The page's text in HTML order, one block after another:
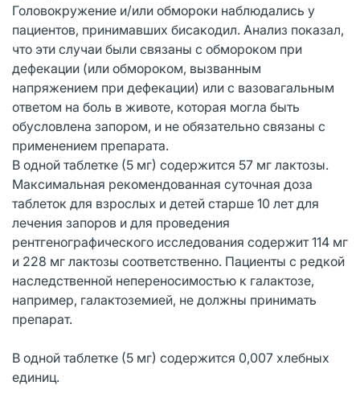
Головокружение и/или обмороки наблюдались у
пациентов, принимавших бисакодил. Анализ показал,
что эти случаи были связаны с обмороком при
дефекации (или обмороком, вызванным
напряжением при дефекации) или с вазовагальным
ответом на боль в животе, которая могла быть
обусловлена запором, и не обязательно связаны с
применением препарата.
В одной таблетке (5 мг) содержится 57 мг лактозы.
Максимальная рекомендованная суточная доза
таблеток для взрослых и детей старше 10 лет для
лечения запоров и для проведения
рентгенографического исследования содержит 114 мг
и 228 мг лактозы соответственно. Пациенты с редкой
наследственной непереносимостью к галактозе,
например, галактоземией, не должны принимать
препарат.
В одной таблетке (5 мг) содержится 0,007 хлебных
единиц.